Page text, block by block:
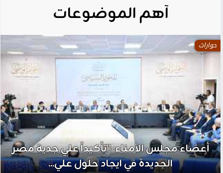
آهم الموضوعات
حوارات
أعضاء مجلس الأمناء: ”تأكيداً علي جدية مصر
الجديدة في ايجاد حلول علي...